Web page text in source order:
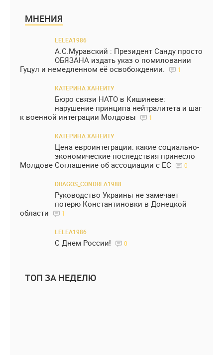
МНЕНИЯ
LELEA1986
А.С.Муравский : Президент Санду просто
ОБЯЗАНА издать указ о помиловании
Гуцул и немедленном её освобождении.
1
КАТЕРИНА ХАНЕИТУ
Бюро связи НАТО в Кишиневе:
нарушение принципа нейтралитета и шаг
к военной интеграции Молдовы
1
КАТЕРИНА ХАНЕИТУ
Цена евроинтеграции: какие социально-
экономические последствия принесло
Молдове Соглашение об ассоциации с ЕС
0
DRAGOS_CONDREA1988
Руководство Украины не замечает
потерю Константиновки в Донецкой
области
1
LELEA1986
С Днем России! 0
ТОП ЗА НЕДЕЛЮ